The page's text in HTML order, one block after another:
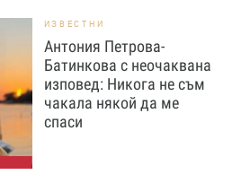
ИЗВЕСТНИ
Антония Петрова-
Батинкова с неочаквана
изповед: Никога не съм
чакала някой да ме
спаси